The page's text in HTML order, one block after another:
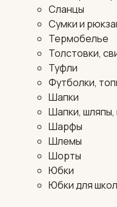
Сланцы
Сумки и
Термобелье
Толстовки,
Туфли
Футболки,
Шапки
Шапки, шляпы,
Шарфы
Шлемы
Шорты
Юбки
Юбки для